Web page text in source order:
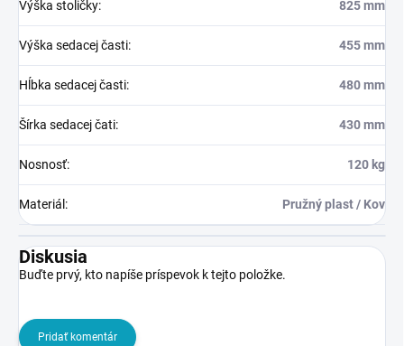
Výška stoličky: 825 mm
Výška sedacej časti: 455 mm
Hĺbka sedacej časti: 480 mm
Šírka sedacej čati: 430 mm
Nosnosť: 120 kg
Materiál: Pružný plast / Kov
Diskusia
Buďte prvý, kto napíše príspevok k tejto položke.
Pridať komentár